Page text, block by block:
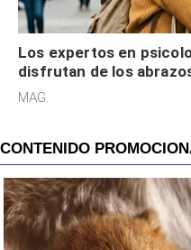
Los expertos en
disfrutan de los
sensibilidad a los
MAG.